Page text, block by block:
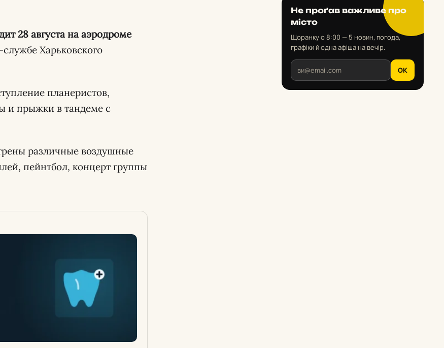
28 августа на аэродроме
Харьковского
планеристов,
и прыжки в тандеме с
различные воздушные
пейнтбол, концерт группы
Не проґав важливе про
місто
Щоранку о 8:00 — 5 новин, погода,
графіки й одна афіша на вечір.
OK